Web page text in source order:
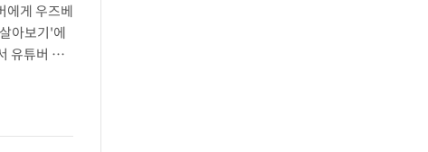
에게 우즈베
아보기'에
유튜버 상
스타그